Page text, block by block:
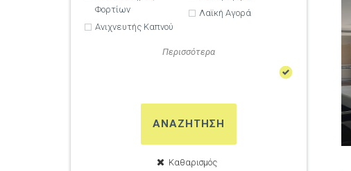
Φορτίων
Ανιχνευτής Καπνού
Λαϊκή Αγορά
Περισσότερα
ΑΝΑΖΗΤΗΣΗ